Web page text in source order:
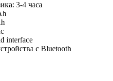
3-4 часа
interface
с Bluetooth